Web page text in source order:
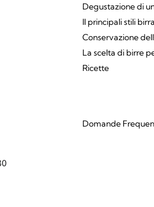
Degustazione di
Il principali stili
Conservazione
La scelta di birre
Ricette
Domande